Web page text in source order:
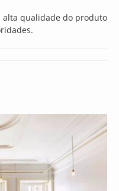
alta qualidade do produto